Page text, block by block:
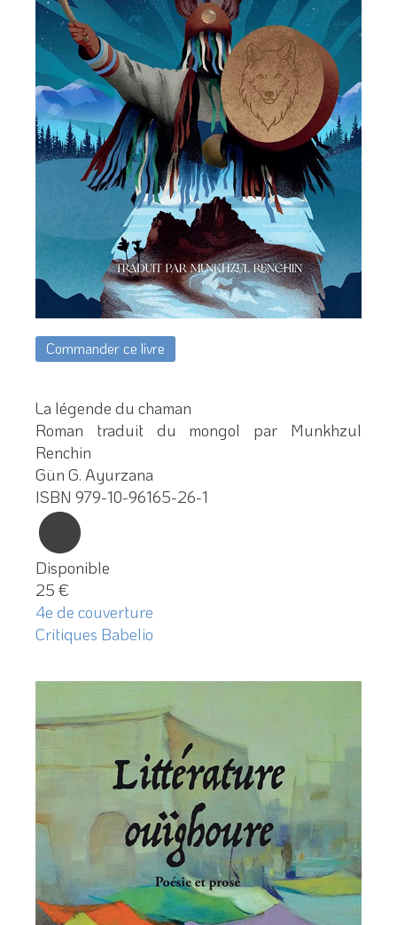
Commander ce livre
La légende du chaman
Roman traduit du mongol par Munkhzul
Renchin
Gün G. Ayurzana
ISBN 979-10-96165-26-1
Disponible
25 €
4e de couverture
Critiques Babelio